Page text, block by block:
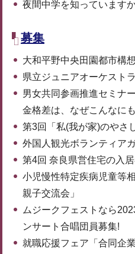
夜間中学を知っています
募集
大和平野中央田園都市構
県立ジュニアオーケスト
男女共同参画推進セミナ
金格差は、なぜこんなに
第3回「私(我が家)のやさ
外国人観光ボランティア
第4回 奈良県営住宅の入
小児慢性特定疾病児童等
親子交流会」
ムジークフェストなら
ンサート合唱団員募集!
就職応援フェア「合同企業